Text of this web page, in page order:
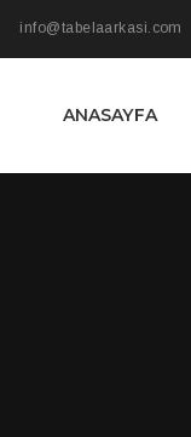
info@tabelaarkasi.com
ANASAYFA